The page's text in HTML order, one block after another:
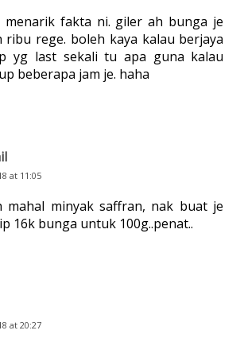
menarik fakta ni. giler ah bunga je
ribu rege. boleh kaya kalau berjaya
yg last sekali tu apa guna kalau
beberapa jam je. haha
at 11:05
mahal minyak saffran, nak buat je
16k bunga untuk 100g..penat..
at 20:27